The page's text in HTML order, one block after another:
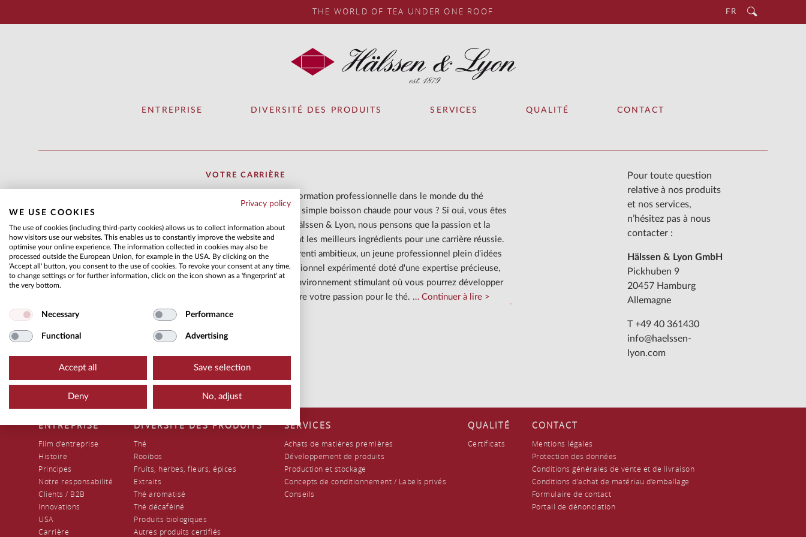
THE WORLD OF TEA UNDER ONE ROOF FR
ENTREPRISE DIVERSITÉ DES PRODUITS SERVICES QUALITÉ CONTACT
VOTRE CARRIÈRE
Votre carrière et votre formation professionnelle dans le monde du thé
Le thé est-il plus qu'une simple boisson chaude pour vous ? Si oui, vous êtes
au bon endroit ! Chez Hälssen & Lyon, nous pensons que la passion et la
volonté d'apprendre sont les meilleurs ingrédients pour une carrière réussie.
Que vous soyez un apprenti ambitieux, un jeune professionnel plein d'idées
nouvelles ou un professionnel expérimenté doté d'une expertise précieuse,
nous vous offrons un environnement stimulant où vous pourrez développer
vos compétences et vivre votre passion pour le thé.
Continuer à lire
Pour toute question
relative à nos produits
et nos services,
n’hésitez pas à nous
contacter :
Hälssen & Lyon GmbH
Pickhuben 9
20457 Hamburg
Allemagne
T +49 40 361430
info@haelssen-
lyon.com
ENTREPRISE
Film d’entreprise
Histoire
Principes
Notre responsabilité
Clients / B2B
Innovations
USA
Carrière
DIVERSITÉ DES PRODUITS
Thé
Rooibos
Fruits, herbes, fleurs, épices
Extraits
Thé aromatisé
Thé décaféiné
Produits biologiques
Autres produits certifiés
SERVICES
Achats de matières premières
Développement de produits
Production et stockage
Concepts de conditionnement / Labels privés
Conseils
QUALITÉ
Certificats
CONTACT
Mentions légales
Protection des données
Conditions générales de vente et de livraison
Conditions d’achat de matériau d’emballage
Formulaire de contact
Portail de dénonciation
Privacy policy
WE USE COOKIES
The use of cookies (including third-party cookies) allows us to collect information about
how visitors use our websites. This enables us to constantly improve the website and
optimise your online experience. The information collected in cookies may also be
processed outside the European Union, for example in the USA. By clicking on the
'Accept all' button, you consent to the use of cookies. To revoke your consent at any time,
to change settings or for further information, click on the icon shown as a 'fingerprint' at
the very bottom.
Necessary Performance
Functional Advertising
Accept all Save selection
Deny No, adjust